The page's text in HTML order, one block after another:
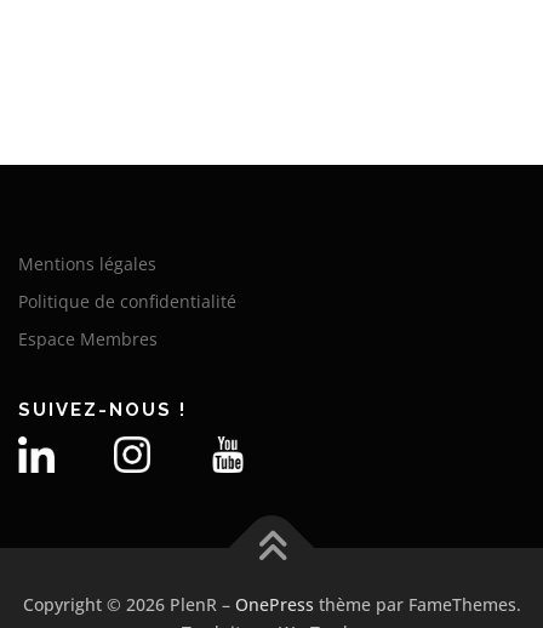
Mentions légales
Politique de confidentialité
Espace Membres
SUIVEZ-NOUS !
Copyright © 2026 PlenR – OnePress thème par FameThemes.